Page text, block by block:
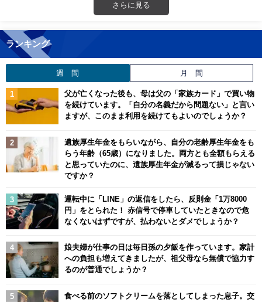
さらに見る
ランキング
週 間 月 間
父が亡くなった後も、母は父の「家族カード」で買い物
を続けています。「自分の名義だから問題ない」と言い
ますが、このまま利用を続けてもよいのでしょうか？
遺族厚生年金をもらいながら、自分の老齢厚生年金をも
らう年齢（65歳）になりました。両方とも全額もらえる
と思っていたのに、遺族厚生年金が減るって損じゃない
ですか？
運転中に「LINE」の返信をしたら、反則金「1万8000
円」をとられた！ 赤信号で停車していたときなので危
なくないはずですが、払わないとダメでしょうか？
娘夫婦が仕事の日は毎日孫の夕飯を作っています。家計
への負担も増えてきましたが、祖父母なら無償で協力す
るのが普通でしょうか？
食べる前のソフトクリームを落としてしまった息子。交